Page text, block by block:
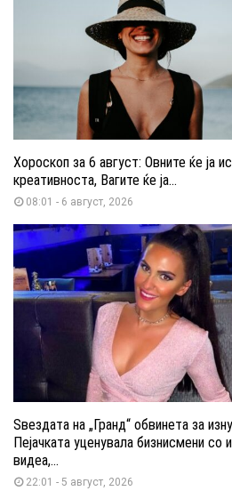
Хороскоп за 6 август: Овните ќе ја
креативноста, Вагите ќе ја...
08:01 - 6 август, 2026
Ѕвездата на „Гранд“ обвинета за
Пејачката уценувала бизнисмени со
видеа,...
22:01 - 5 август, 2026